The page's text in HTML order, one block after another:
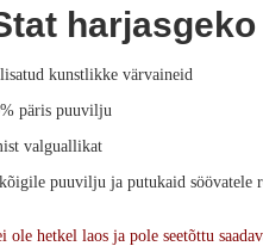
kunstlikke värvaineid
päris puuvilju
valguallikat
puuvilju ja putukaid söövatele
ole hetkel laos ja pole seetõttu